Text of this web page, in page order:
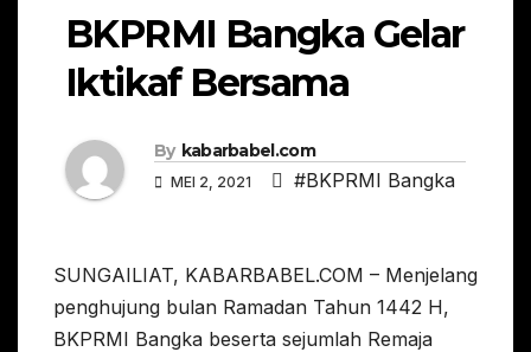
BKPRMI Bangka Gelar
Iktikaf Bersama
By kabarbabel.com
MEI 2, 2021 #BKPRMI Bangka
SUNGAILIAT, KABARBABEL.COM – Menjelang
penghujung bulan Ramadan Tahun 1442 H,
BKPRMI Bangka beserta sejumlah Remaja